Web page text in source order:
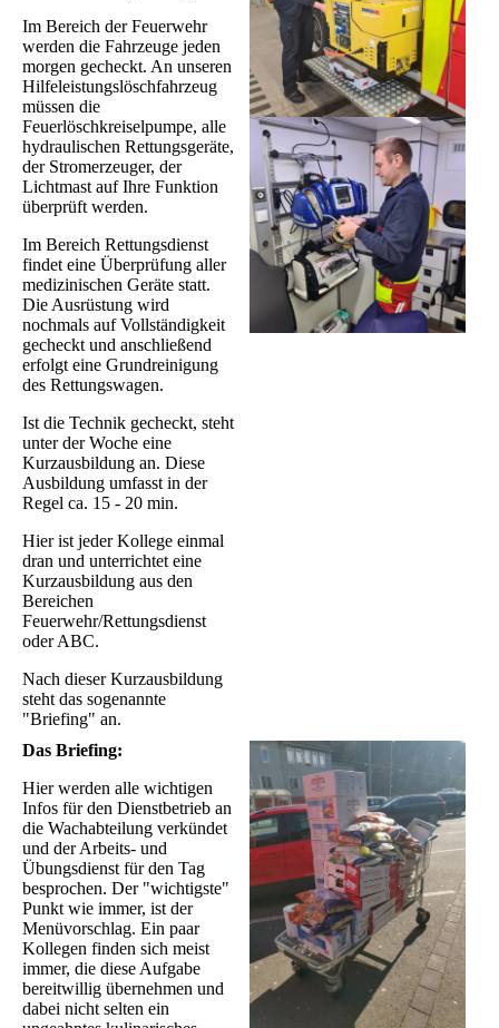
Im Bereich der Feuerwehr
werden die Fahrzeuge jeden
morgen gecheckt. An unseren
Hilfeleistungslöschfahrzeug
müssen die
Feuerlöschkreiselpumpe, alle
hydraulischen Rettungsgeräte,
der Stromerzeuger, der
Lichtmast auf Ihre Funktion
überprüft werden.
Im Bereich Rettungsdienst
findet eine Überprüfung aller
medizinischen Geräte statt.
Die Ausrüstung wird
nochmals auf Vollständigkeit
gecheckt und anschließend
erfolgt eine Grundreinigung
des Rettungswagen.
Ist die Technik gecheckt, steht
unter der Woche eine
Kurzausbildung an. Diese
Ausbildung umfasst in der
Regel ca. 15 - 20 min.
Hier ist jeder Kollege einmal
dran und unterrichtet eine
Kurzausbildung aus den
Bereichen
Feuerwehr/Rettungsdienst
oder ABC.
Nach dieser Kurzausbildung
steht das sogenannte
"Briefing" an.
Das Briefing:
Hier werden alle wichtigen
Infos für den Dienstbetrieb an
die Wachabteilung verkündet
und der Arbeits- und
Übungsdienst für den Tag
besprochen. Der "wichtigste"
Punkt wie immer, ist der
Menüvorschlag. Ein paar
Kollegen finden sich meist
immer, die diese Aufgabe
bereitwillig übernehmen und
dabei nicht selten ein